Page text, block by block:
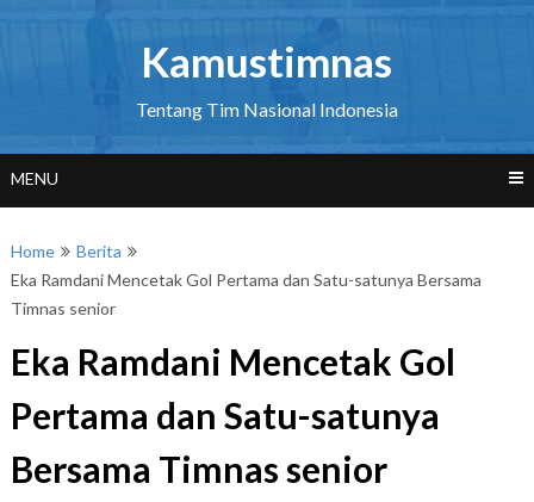
Kamustimnas
Tentang Tim Nasional Indonesia
MENU
Home
Berita
Eka Ramdani Mencetak Gol Pertama dan Satu-satunya Bersama
Timnas senior
Eka Ramdani Mencetak Gol
Pertama dan Satu-satunya
Bersama Timnas senior